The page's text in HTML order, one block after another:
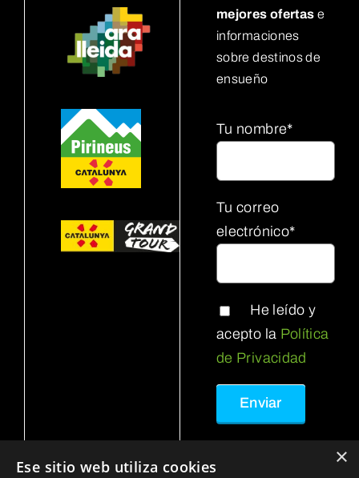
mejores ofertas e
informaciones
sobre destinos de
ensueño
Tu nombre*
Tu correo
electrónico*
He leído y
acepto la Política
de Privacidad
×
Ese sitio web utiliza cookies